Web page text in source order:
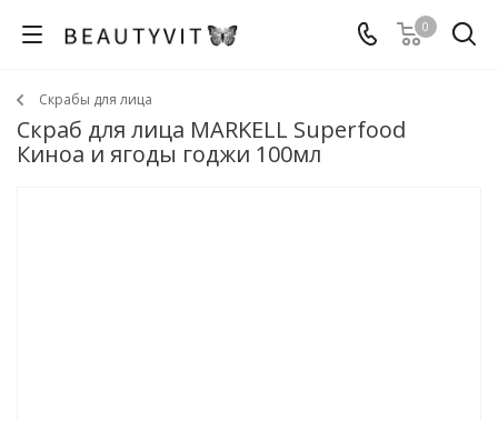
0
Скрабы для лица
Скраб для лица MARKELL Superfood
Киноа и ягоды годжи 100мл